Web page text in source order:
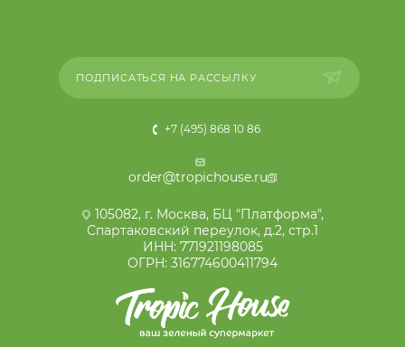
ПОДПИСАТЬСЯ НА РАССЫЛКУ
+7 (495) 868 10 86
order@tropichouse.ru
105082, г. Москва, БЦ "Платформа",
Спартаковский переулок, д.2, стр.1
ИНН: 771921198085
ОГРН: 316774600411794